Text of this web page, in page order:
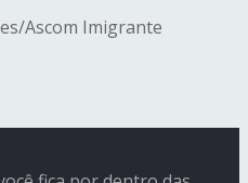
Ascom Imigrante